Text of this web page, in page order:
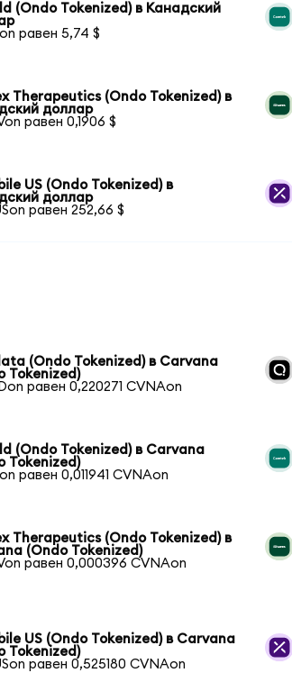
(Ondo Tokenized) в Канадский
равен 5,74 $
Therapeutics (Ondo Tokenized) в
доллар
равен 0,1906 $
US (Ondo Tokenized) в
доллар
равен 252,66 $
(Ondo Tokenized) в Carvana
Tokenized)
равен 0,220271 CVNAon
(Ondo Tokenized) в Carvana
Tokenized)
равен 0,011941 CVNAon
Therapeutics (Ondo Tokenized) в
(Ondo Tokenized)
равен 0,000396 CVNAon
US (Ondo Tokenized) в Carvana
Tokenized)
равен 0,525180 CVNAon